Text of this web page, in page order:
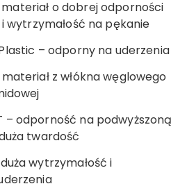
o dobrej odporności
wytrzymałość na pękanie
– odporny na uderzenia
z włókna węglowego
– odporność na podwyższoną
twardość
wytrzymałość i